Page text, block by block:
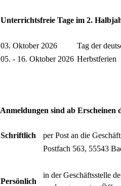
Unterrichtsfreie Tage im 2.
03. Oktober 2026
Tag der
05. - 16. Oktober 2026 Herbstferien
Anmeldungen sind ab Erscheinen
Schriftlich
per Post an die
Postfach 563, 55543
Persönlich
in der Geschäftsstelle